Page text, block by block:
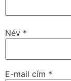
Név *
E-mail cím *